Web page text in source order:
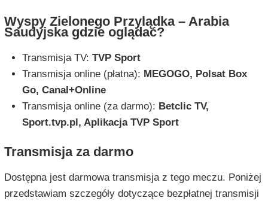
Wyspy Zielonego Przylądka – Arabia
Saudyjska gdzie oglądać?
Transmisja TV: TVP Sport
Transmisja online (płatna): MEGOGO, Polsat Box
Go, Canal+Online
Transmisja online (za darmo): Betclic TV,
Sport.tvp.pl, Aplikacja TVP Sport
Transmisja za darmo
Dostępna jest darmowa transmisja z tego meczu. Poniżej
przedstawiam szczegóły dotyczące bezpłatnej transmisji